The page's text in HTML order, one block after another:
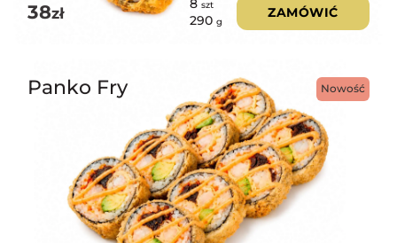
38zł
8 szt
290 g
ZAMÓWIĆ
Nowość
Panko Fry